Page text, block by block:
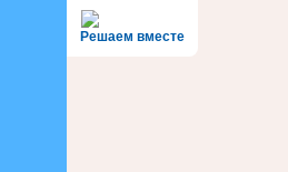
Решаем вместе